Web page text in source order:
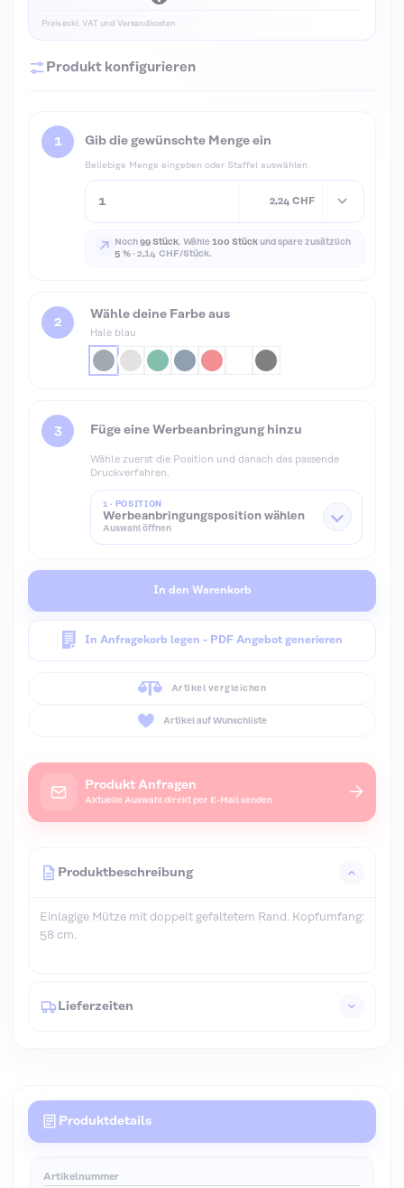
Preis exkl. VAT und Versandkosten
Produkt konfigurieren
Gib die gewünschte Menge ein
Beliebige Menge eingeben oder Staffel auswählen
2,24 CHF
↗ Noch99 Stück. Wähle100 Stückund spare zusätzlich
5 %· 2,14 CHF/Stück.
Wähle deine Farbe aus
Hale blau
Füge eine Werbeanbringung hinzu
Wähle zuerst die Position und danach das passende
Druckverfahren.
1 · POSITION
Werbeanbringungsposition wählen
Auswahl öffnen
In den Warenkorb
In Anfragekorb legen - PDF Angebot generieren
Artikel vergleichen
Artikel auf Wunschliste
Produkt Anfragen
Aktuelle Auswahl direkt per E-Mail senden →
Produktbeschreibung
Einlagige Mütze mit doppelt gefaltetem Rand. Kopfumfang:
58 cm.
Lieferzeiten
Produktdetails
Artikelnummer